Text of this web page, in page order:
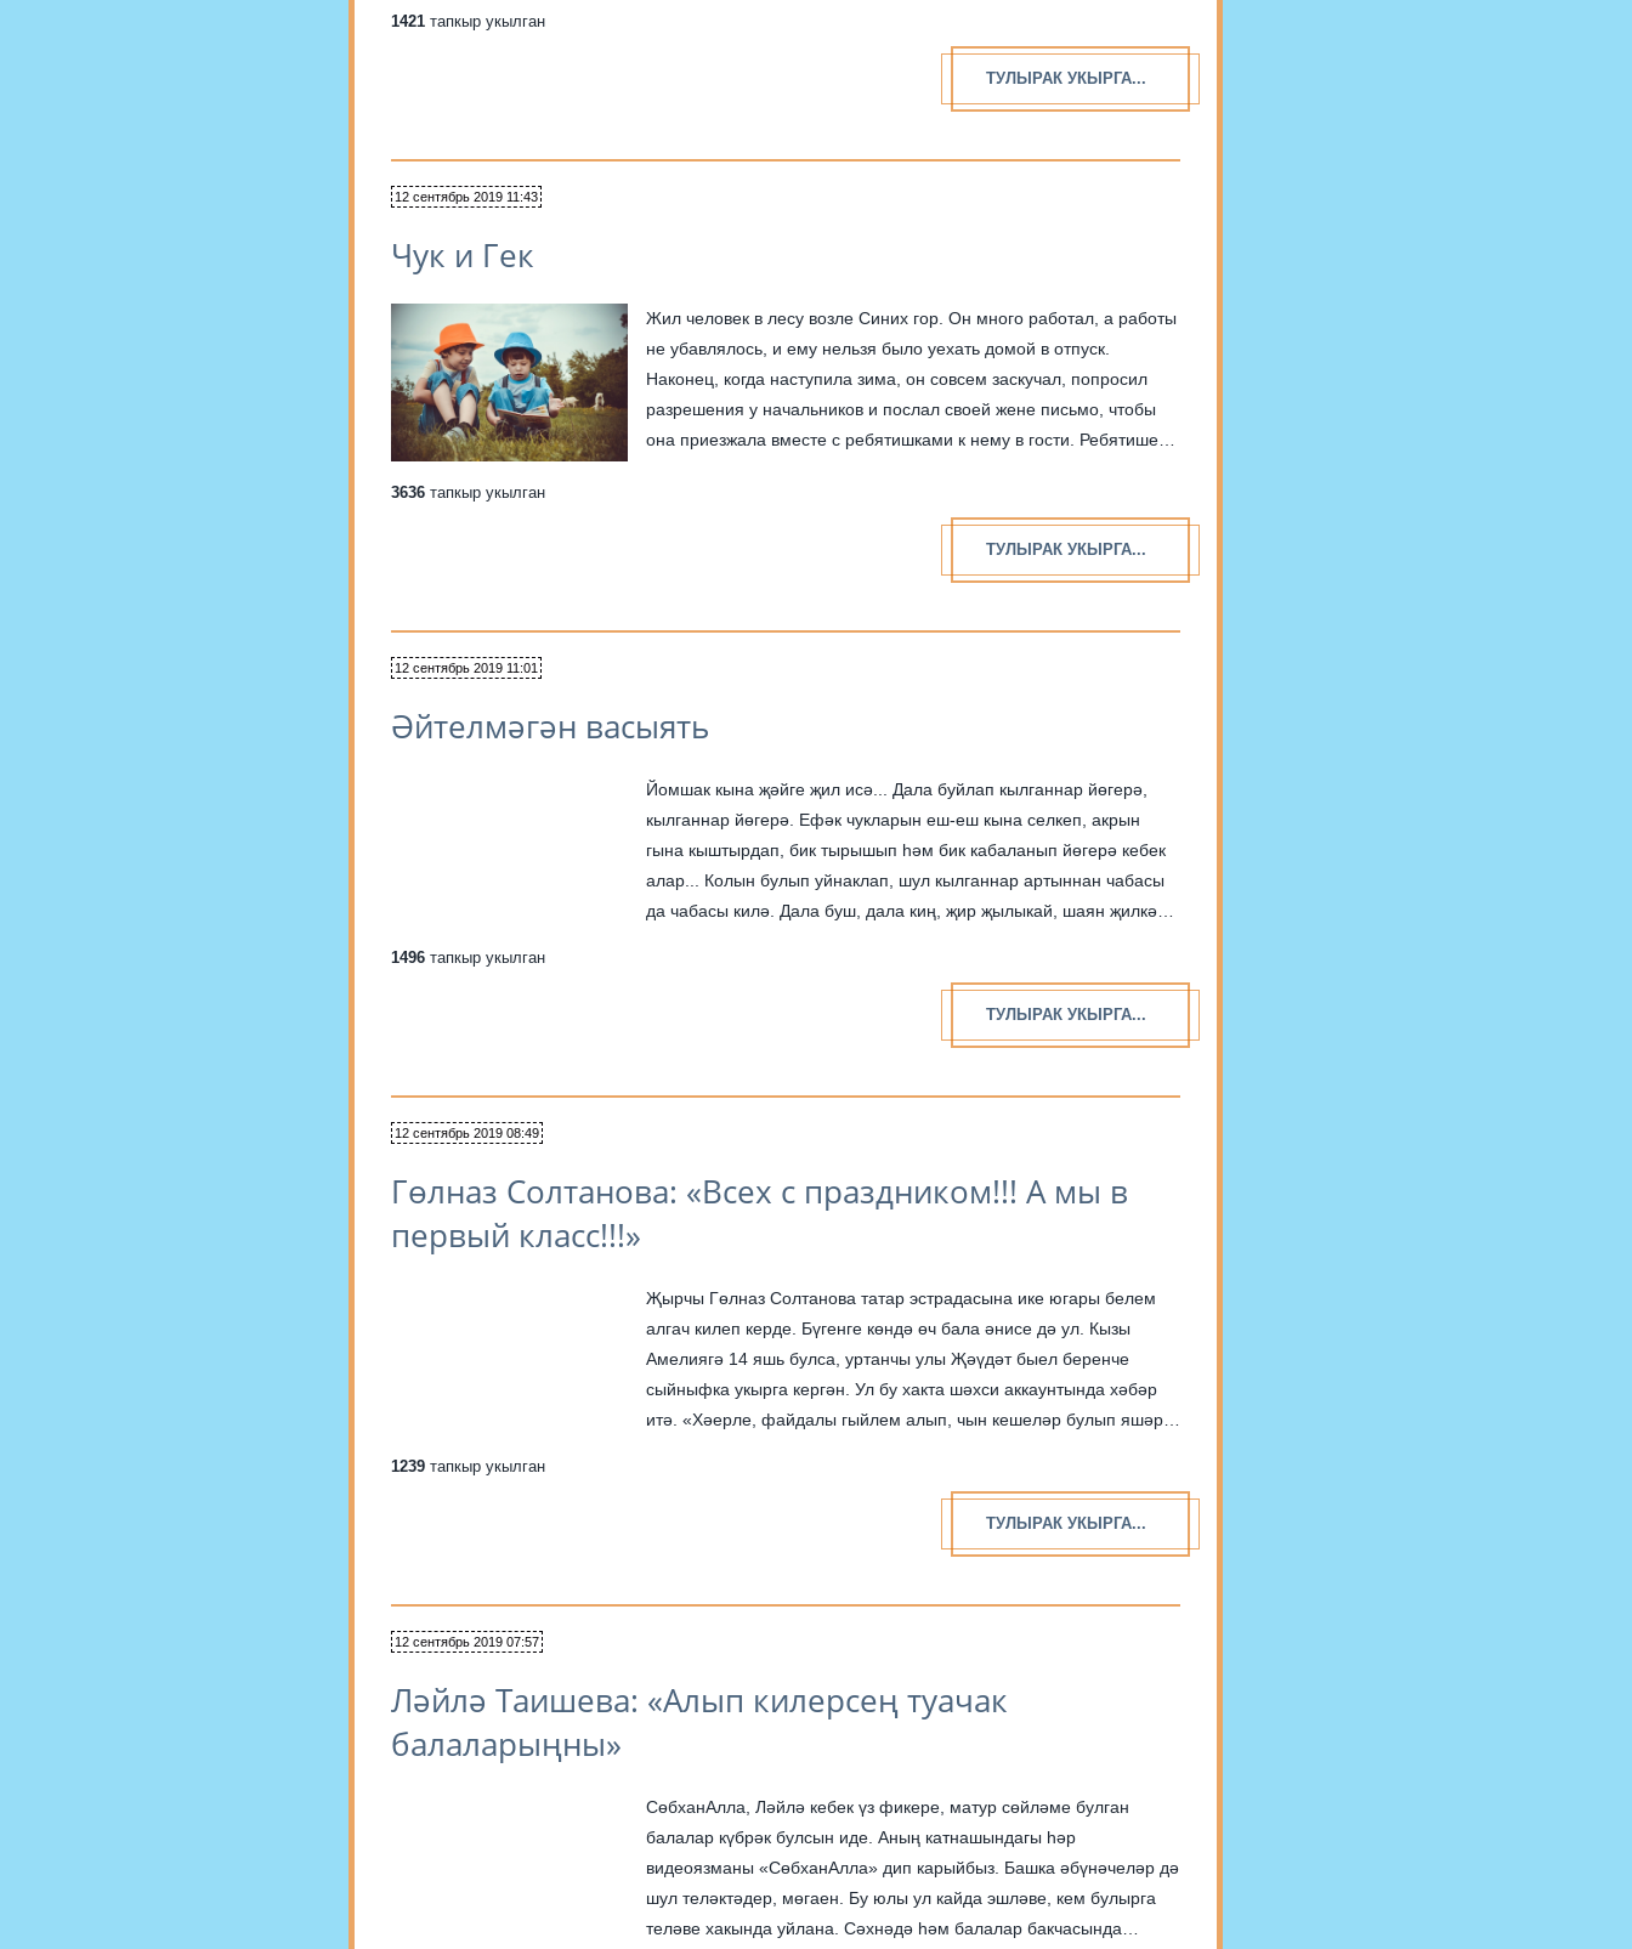
1421 тапкыр укылган
ТУЛЫРАК УКЫРГА...
12 сентябрь 2019 11:43
Чук и Гек
Жил человек в лесу возле Синих гор. Он много работал, а работы
не убавлялось, и ему нельзя было уехать домой в отпуск.
Наконец, когда наступила зима, он совсем заскучал, попросил
разрешения у начальников и послал своей жене письмо, чтобы
она приезжала вместе с ребятишками к нему в гости. Ребятишек
3636 тапкыр укылган
ТУЛЫРАК УКЫРГА...
12 сентябрь 2019 11:01
Әйтелмәгән васыять
Йомшак кына җәйге җил исә... Дала буйлап кылганнар йөгерә,
кылганнар йөгерә. Ефәк чукларын еш-еш кына селкеп, акрын
гына кыштырдап, бик тырышып һәм бик кабаланып йөгерә кебек
алар... Колын булып уйнаклап, шул кылганнар артыннан чабасы
да чабасы килә. Дала буш, дала киң, җир җылыкай, шаян җилкәй
1496 тапкыр укылган
ТУЛЫРАК УКЫРГА...
12 сентябрь 2019 08:49
Гөлназ Солтанова: «Всех с праздником!!! А мы в
первый класс!!!»
Җырчы Гөлназ Солтанова татар эстрадасына ике югары белем
алгач килеп керде. Бүгенге көндә өч бала әнисе дә ул. Кызы
Амелиягә 14 яшь булса, уртанчы улы Җәүдәт быел беренче
сыйныфка укырга кергән. Ул бу хакта шәхси аккаунтында хәбәр
итә. «Хәерле, файдалы гыйлем алып, чын кешеләр булып яшәргә
1239 тапкыр укылган
ТУЛЫРАК УКЫРГА...
12 сентябрь 2019 07:57
Ләйлә Таишева: «Алып килерсең туачак
балаларыңны»
СөбханАлла, Ләйлә кебек үз фикере, матур сөйләме булган
балалар күбрәк булсын иде. Аның катнашындагы һәр
видеоязманы «СөбханАлла» дип карыйбыз. Башка әбүнәчеләр дә
шул теләктәдер, мөгаен. Бу юлы ул кайда эшләве, кем булырга
теләве хакында уйлана. Сәхнәдә һәм балалар бакчасында